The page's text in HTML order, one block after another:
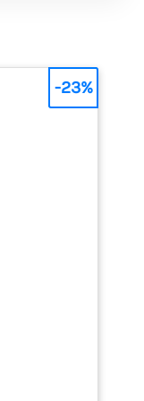
RVRC
des
pour
travaux
la
air
les
pantalon
RVRC
serrée.
-23%